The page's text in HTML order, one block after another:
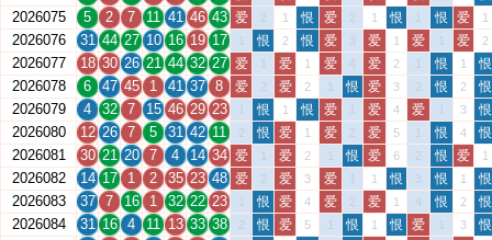
2026075 5 2 7 11 41 46 43 爱 2 1 恨 爱 2 1 恨 1 恨 爱 1
2026076 31 44 27 10 16 19 17 1 恨 2 恨 爱 3 爱 1 爱 1 爱 2
2026077 18 30 26 21 44 32 27 爱 1 爱 1 爱 4 爱 2 1 恨 1 恨
2026078 6 47 45 1 41 37 8 爱 2 爱 2 1 恨 爱 3 2 恨 2 恨
2026079 4 32 7 15 46 29 23 1 恨 1 恨 爱 1 爱 4 爱 1 3 恨
2026080 12 26 7 5 31 42 11 2 恨 爱 1 爱 2 爱 5 1 恨 4 恨
2026081 30 21 20 7 4 14 34 爱 1 爱 2 1 恨 爱 6 2 恨 爱 1
2026082 14 17 1 2 35 23 48 爱 2 爱 3 爱 1 1 恨 3 恨 1 恨
2026083 37 7 16 1 32 22 23 1 恨 爱 4 爱 2 爱 1 4 恨 2 恨
2026084 31 16 4 11 13 33 38 2 恨 爱 5 1 恨 1 恨 爱 1 3 恨